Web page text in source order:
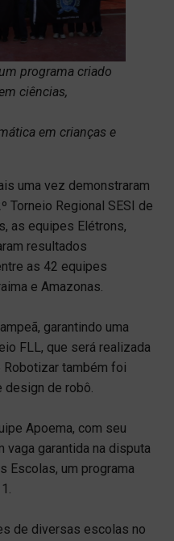
programa criado
ciências,
em crianças e
uma vez demonstraram
Torneio Regional SESI de
as equipes Elétrons,
resultados
as 42 equipes
e Amazonas.
garantindo uma
FLL, que será realizada
Robotizar também foi
design de robô.
Apoema, com seu
vaga garantida na disputa
Escolas, um programa
de diversas escolas no